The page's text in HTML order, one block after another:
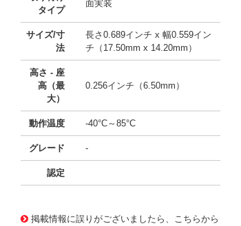
タイプ
面実装
サイズ/寸
法
長さ0.689インチ x 幅0.559イン
チ（17.50mm x 14.20mm）
高さ - 座
高（最
大）
0.256インチ（6.50mm）
動作温度 -40°C～85°C
グレード -
認定
掲載情報に誤りがございましたら、こちらから